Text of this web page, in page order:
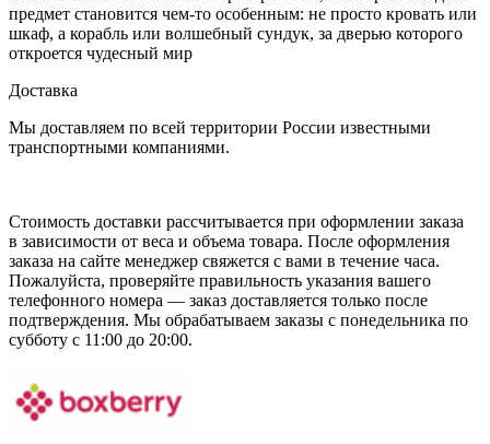
предмет становится чем-то особенным: не просто кровать или
шкаф, а корабль или волшебный сундук, за дверью которого
откроется чудесный мир
Доставка
Мы доставляем по всей территории России известными
транспортными компаниями.
Стоимость доставки рассчитывается при оформлении заказа
в зависимости от веса и объема товара. После оформления
заказа на сайте менеджер свяжется с вами в течение часа.
Пожалуйста, проверяйте правильность указания вашего
телефонного номера — заказ доставляется только после
подтверждения. Мы обрабатываем заказы с понедельника по
субботу с 11:00 до 20:00.